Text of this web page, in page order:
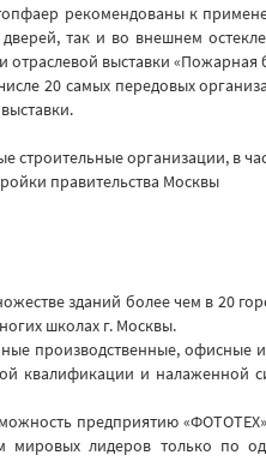
рекомендованы к
так и во внешнем
выставки «Пожарная
20 самых передовых
строительные организации, в
правительства Москвы
зданий более чем в 20
школах г. Москвы.
производственные, офисные
квалификации и налаженной
предприятию
мировых лидеров только по